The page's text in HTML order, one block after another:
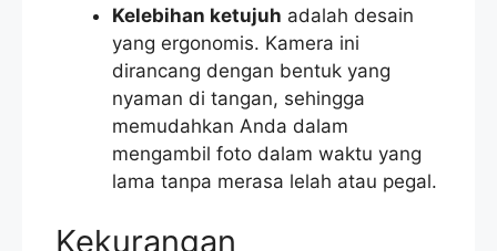
Kelebihan ketujuh adalah desain
yang ergonomis. Kamera ini
dirancang dengan bentuk yang
nyaman di tangan, sehingga
memudahkan Anda dalam
mengambil foto dalam waktu yang
lama tanpa merasa lelah atau pegal.
Kekurangan